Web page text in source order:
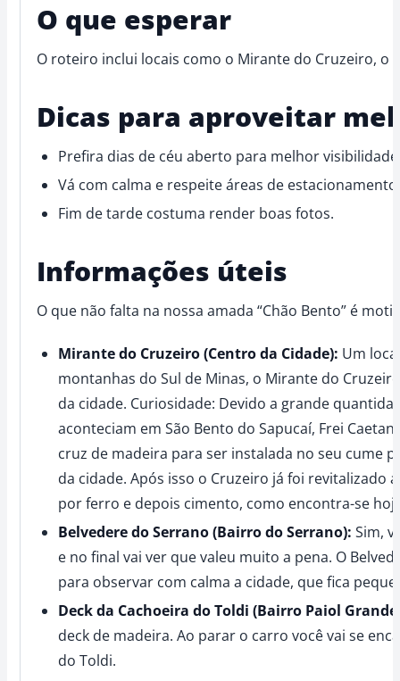
O que esperar
O roteiro inclui locais como o Mirante do Cruzeiro, o
Dicas para aproveitar
Prefira dias de céu aberto para melhor
Vá com calma e respeite áreas de
Fim de tarde costuma render boas fotos.
Informações úteis
O que não falta na nossa amada “Chão Bento” é
Mirante do Cruzeiro (Centro da Cidade): Um
montanhas do Sul de Minas, o Mirante do
da cidade. Curiosidade: Devido a grande
aconteciam em São Bento do Sapucaí, Frei
cruz de madeira para ser instalada no seu cume
da cidade. Após isso o Cruzeiro já foi revitalizado
por ferro e depois cimento, como encontra-se
Belvedere do Serrano (Bairro do Serrano): Sim,
e no final vai ver que valeu muito a pena. O
para observar com calma a cidade, que fica
Deck da Cachoeira do Toldi (Bairro Paiol
deck de madeira. Ao parar o carro você vai se
do Toldi.